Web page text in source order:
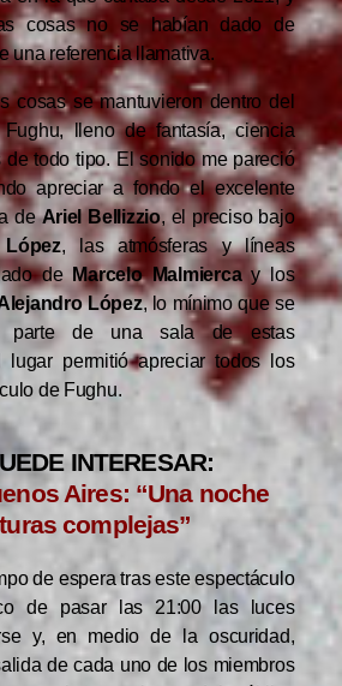
cosas no se habían dado de
una referencia llamativa.
cosas se mantuvieron dentro del
lleno de fantasía, ciencia
de todo tipo. El sonido me pareció
apreciar a fondo el excelente
deAriel Bellizzio, el preciso bajo
, las atmósferas y líneas
de Marcelo Malmiercay los
López, lo mínimo que se
parte de una sala de estas
lugar permitió apreciar todos los
de Fughu.
INTERESAR:
Aires: “Una noche
complejas”
de espera tras este espectáculo
de pasar las 21:00 las luces
y, en medio de la oscuridad,
de cada uno de los miembros